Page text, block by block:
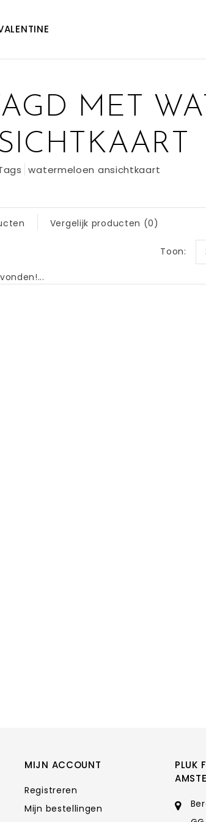
MET
watermeloen ansichtkaart
Vergelijk producten (0)
Toon:
MIJN ACCOUNT
Registreren
Mijn bestellingen
PLUK